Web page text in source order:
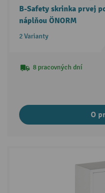
B-Safety skrinka prvej
náplňou ÖNORM
2 Varianty
8 pracovných dní
O